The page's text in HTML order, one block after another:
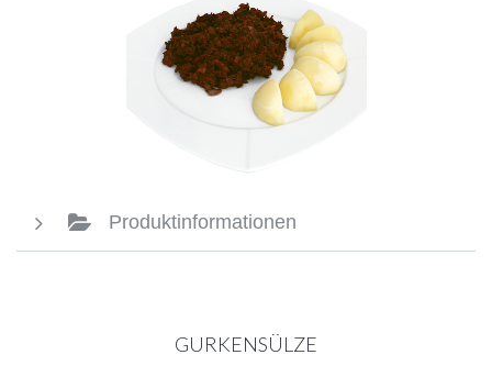
Produktinformationen
GURKENSÜLZE